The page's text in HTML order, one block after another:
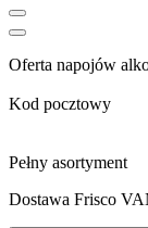
Oferta napojów
Kod pocztowy
Pełny asortyment
Dostawa Frisco